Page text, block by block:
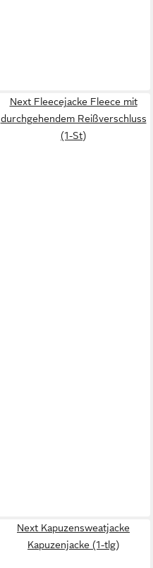
Next Fleecejacke Fleece mit
durchgehendem Reißverschluss
(1-St)
Next Kapuzensweatjacke
Kapuzenjacke (1-tlg)